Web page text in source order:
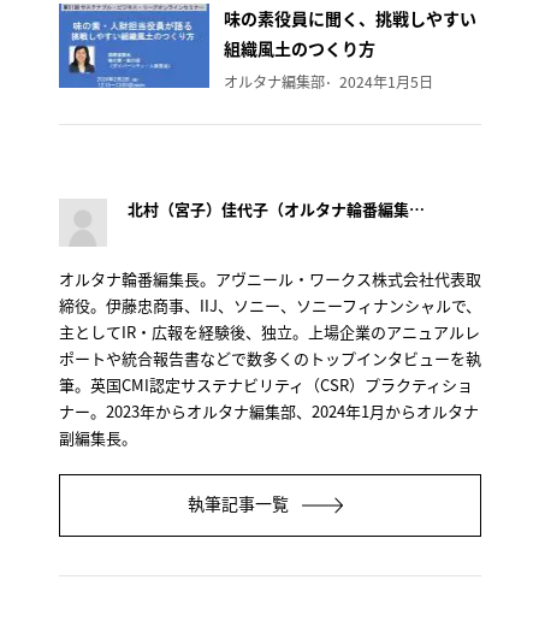
味の素役員に聞く、挑戦しやすい
組織風土のつくり方
オルタナ編集部 2024年1月5日
北村（宮子）佳代子（オルタナ輪番編集長）
オルタナ輪番編集長。アヴニール・ワークス株式会社代表取
締役。伊藤忠商事、IIJ、ソニー、ソニーフィナンシャルで、
主としてIR・広報を経験後、独立。上場企業のアニュアルレ
ポートや統合報告書などで数多くのトップインタビューを執
筆。英国CMI認定サステナビリティ（CSR）プラクティショ
ナー。2023年からオルタナ編集部、2024年1月からオルタナ
副編集長。
執筆記事一覧